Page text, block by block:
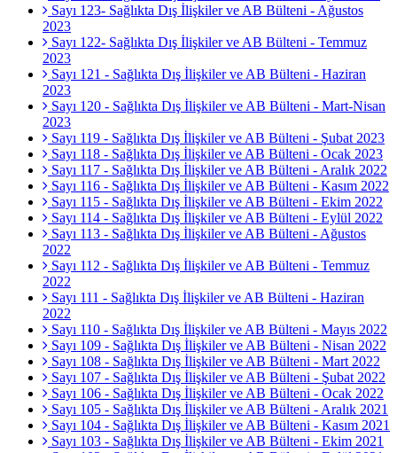
Sayı 123- Sağlıkta Dış İlişkiler ve AB Bülteni - Ağustos
2023
Sayı 122- Sağlıkta Dış İlişkiler ve AB Bülteni - Temmuz
2023
Sayı 121 - Sağlıkta Dış İlişkiler ve AB Bülteni - Haziran
2023
Sayı 120 - Sağlıkta Dış İlişkiler ve AB Bülteni - Mart-Nisan
2023
Sayı 119 - Sağlıkta Dış İlişkiler ve AB Bülteni - Şubat 2023
Sayı 118 - Sağlıkta Dış İlişkiler ve AB Bülteni - Ocak 2023
Sayı 117 - Sağlıkta Dış İlişkiler ve AB Bülteni - Aralık 2022
Sayı 116 - Sağlıkta Dış İlişkiler ve AB Bülteni - Kasım 2022
Sayı 115 - Sağlıkta Dış İlişkiler ve AB Bülteni - Ekim 2022
Sayı 114 - Sağlıkta Dış İlişkiler ve AB Bülteni - Eylül 2022
Sayı 113 - Sağlıkta Dış İlişkiler ve AB Bülteni - Ağustos
2022
Sayı 112 - Sağlıkta Dış İlişkiler ve AB Bülteni - Temmuz
2022
Sayı 111 - Sağlıkta Dış İlişkiler ve AB Bülteni - Haziran
2022
Sayı 110 - Sağlıkta Dış İlişkiler ve AB Bülteni - Mayıs 2022
Sayı 109 - Sağlıkta Dış İlişkiler ve AB Bülteni - Nisan 2022
Sayı 108 - Sağlıkta Dış İlişkiler ve AB Bülteni - Mart 2022
Sayı 107 - Sağlıkta Dış İlişkiler ve AB Bülteni - Şubat 2022
Sayı 106 - Sağlıkta Dış İlişkiler ve AB Bülteni - Ocak 2022
Sayı 105 - Sağlıkta Dış İlişkiler ve AB Bülteni - Aralık 2021
Sayı 104 - Sağlıkta Dış İlişkiler ve AB Bülteni - Kasım 2021
Sayı 103 - Sağlıkta Dış İlişkiler ve AB Bülteni - Ekim 2021